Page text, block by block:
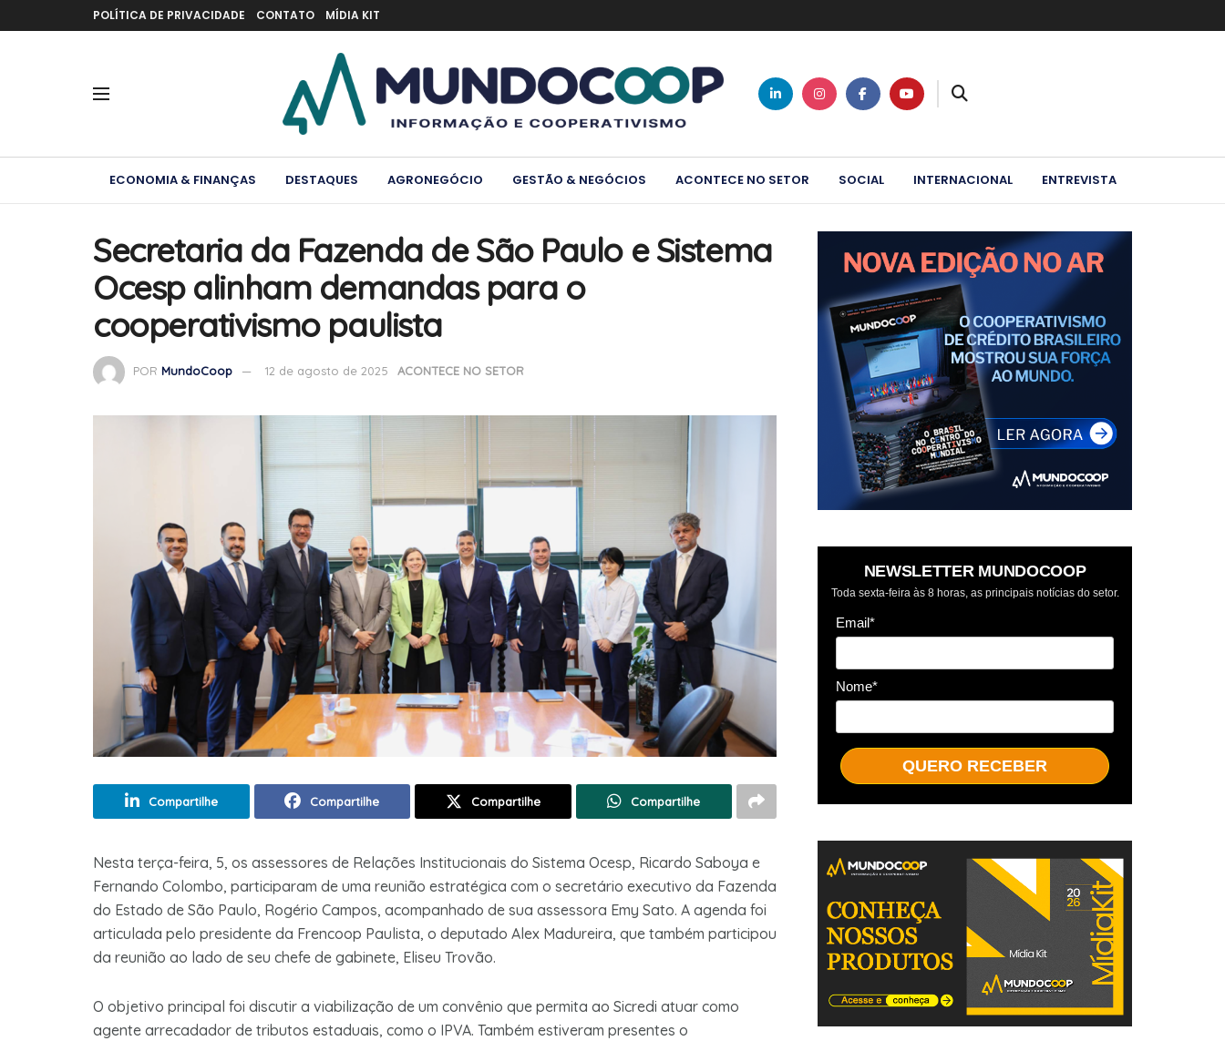
POLÍTICA DE PRIVACIDADE CONTATO MÍDIA KIT
ECONOMIA & FINANÇAS DESTAQUES AGRONEGÓCIO GESTÃO & NEGÓCIOS ACONTECE NO SETOR SOCIAL INTERNACIONAL ENTREVISTA
Secretaria da Fazenda de São Paulo e Sistema
Ocesp alinham demandas para o
cooperativismo paulista
POR MundoCoop 12 de agosto de 2025 ACONTECE NO SETOR
Compartilhe Compartilhe Compartilhe Compartilhe
Nesta terça-feira, 5, os assessores de Relações Institucionais do Sistema Ocesp, Ricardo Saboya e
Fernando Colombo, participaram de uma reunião estratégica com o secretário executivo da Fazenda
do Estado de São Paulo, Rogério Campos, acompanhado de sua assessora Emy Sato. A agenda foi
articulada pelo presidente da Frencoop Paulista, o deputado Alex Madureira, que também participou
da reunião ao lado de seu chefe de gabinete, Eliseu Trovão.
O objetivo principal foi discutir a viabilização de um convênio que permita ao Sicredi atuar como
agente arrecadador de tributos estaduais, como o IPVA. Também estiveram presentes o
NEWSLETTER MUNDOCOOP
Toda sexta-feira às 8 horas, as principais notícias do setor.
Email*
Nome*
QUERO RECEBER